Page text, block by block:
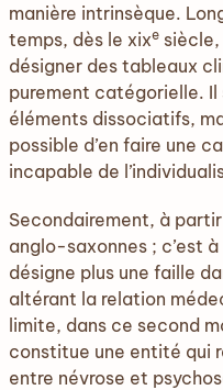
manière intrinsèque.
temps, dès le xixe
désigner des tableaux
purement catégorielle.
éléments dissociatifs,
possible d’en faire une
incapable de
Secondairement, à
anglo-saxonnes ; c’est
désigne plus une faille
altérant la relation
limite, dans ce second
constitue une entité qui
entre névrose et